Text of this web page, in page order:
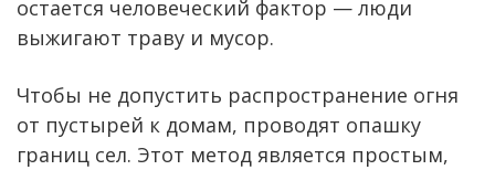
остается человеческий фактор — люди
выжигают траву и мусор.
Чтобы не допустить распространение огня
от пустырей к домам, проводят опашку
границ сел. Этот метод является простым,